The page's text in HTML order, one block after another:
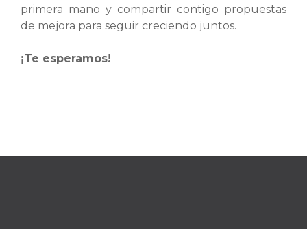
primera mano y compartir contigo propuestas
de mejora para seguir creciendo juntos.
¡Te esperamos!